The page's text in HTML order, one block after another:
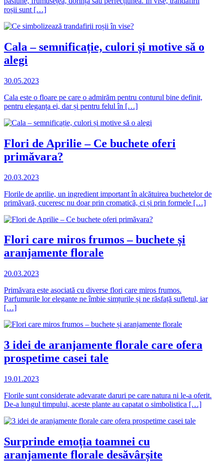
roșii sunt […]
Cala – semnificație, culori și motive să o
alegi
30.05.2023
Cala este o floare pe care o admirăm pentru conturul bine definit,
pentru eleganța ei, dar și pentru felul în […]
Flori de Aprilie – Ce buchete oferi
primăvara?
20.03.2023
Florile de aprilie, un ingredient important în alcătuirea buchetelor de
primăvară, cuceresc nu doar prin cromatică, ci și prin formele […]
Flori care miros frumos – buchete și
aranjamente florale
20.03.2023
Primăvara este asociată cu diverse flori care miros frumos.
Parfumurile lor elegante ne îmbie simțurile și ne răsfață sufletul, iar
[…]
3 idei de aranjamente florale care ofera
prospetime casei tale
19.01.2023
Florile sunt considerate adevarate daruri pe care natura ni le-a oferit.
De-a lungul timpului, aceste plante au capatat o simbolistica […]
Surprinde emoția toamnei cu
aranjamente florale desăvârșite